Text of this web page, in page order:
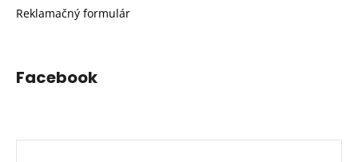
Reklamačný formulár
Facebook